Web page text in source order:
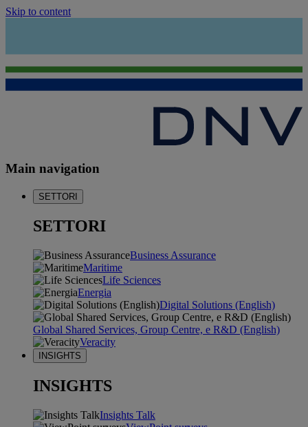
Skip to content
Main navigation
SETTORI
SETTORI
Business Assurance
Maritime
Life Sciences
Energia
Digital Solutions (English)
Global Shared Services, Group Centre, e R&D (English)
Veracity
INSIGHTS
INSIGHTS
Insights Talk